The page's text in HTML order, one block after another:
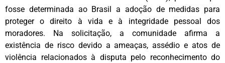
fosse determinada ao Brasil a adoção de medidas para
proteger o direito à vida e à integridade pessoal dos
moradores. Na solicitação, a comunidade afirma a
existência de risco devido a ameaças, assédio e atos de
violência relacionados à disputa pelo reconhecimento do